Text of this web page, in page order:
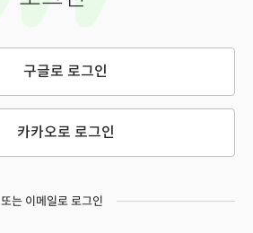
구글로 로그인
카카오로 로그인
또는 이메일로 로그인